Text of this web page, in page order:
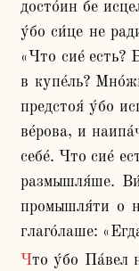
досто́ин бе
у́бо си́це не
«Что сие́ есть?
в купе́ль?
предстоя́ у́бо
ве́рова, и
себе́. Что сие́
размышля́ше.
промышля́ти о
глаго́лаше:
Что у́бо Па́вел нощь настоя́щее житие́ нарече́, о́ноже день? Не сопротивля́яся Христу́, но та́яже глаго́ля: а́ще и не